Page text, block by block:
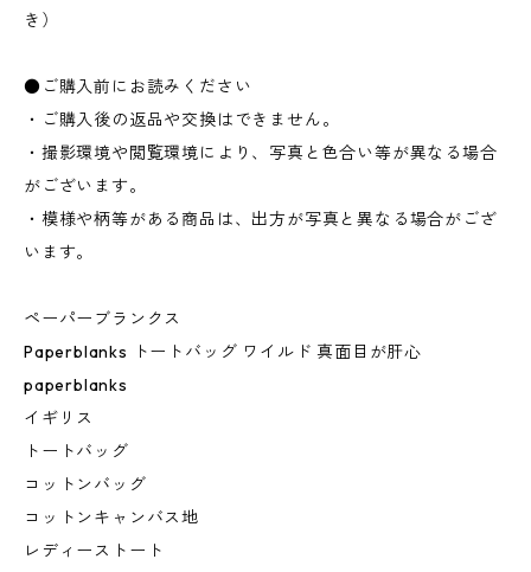
き）
●ご購入前にお読みください
・ご購入後の返品や交換はできません。
・撮影環境や閲覧環境により、写真と色合い等が異なる場合
がございます。
・模様や柄等がある商品は、出方が写真と異なる場合がござ
います。
ペーパーブランクス
Paperblanks トートバッグ ワイルド 真面目が肝心
paperblanks
イギリス
トートバッグ
コットンバッグ
コットンキャンバス地
レディーストート